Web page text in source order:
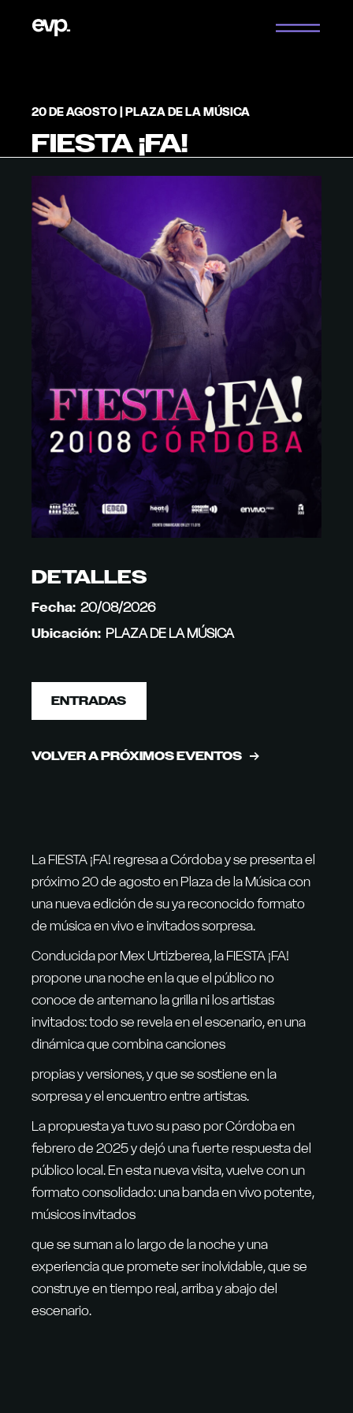
contenido
20 DE AGOSTO | PLAZA DE LA MÚSICA
FIESTA ¡FA!
DETALLES
Fecha: 20/08/2026
Ubicación: PLAZA DE LA MÚSICA
ENTRADAS
VOLVER A PRÓXIMOS EVENTOS
La FIESTA ¡FA! regresa a Córdoba y se presenta el
próximo 20 de agosto en Plaza de la Música con
una nueva edición de su ya reconocido formato
de música en vivo e invitados sorpresa.
Conducida por Mex Urtizberea, la FIESTA ¡FA!
propone una noche en la que el público no
conoce de antemano la grilla ni los artistas
invitados: todo se revela en el escenario, en una
dinámica que combina canciones
propias y versiones, y que se sostiene en la
sorpresa y el encuentro entre artistas.
La propuesta ya tuvo su paso por Córdoba en
febrero de 2025 y dejó una fuerte respuesta del
público local. En esta nueva visita, vuelve con un
formato consolidado: una banda en vivo potente,
músicos invitados
que se suman a lo largo de la noche y una
experiencia que promete ser inolvidable, que se
construye en tiempo real, arriba y abajo del
escenario.